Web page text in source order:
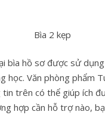
Bìa 2 kẹp
bìa hồ sơ được sử
học. Văn phòng phẩm
trên có thể giúp ích
hợp cần hỗ trợ nào,